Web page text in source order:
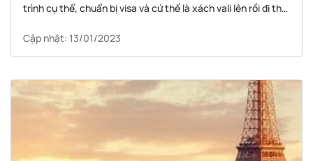
trình cụ thể, chuẩn bị visa và cứ thế là xách vali lên rồi đi thôi
Cập nhật: 13/01/2023